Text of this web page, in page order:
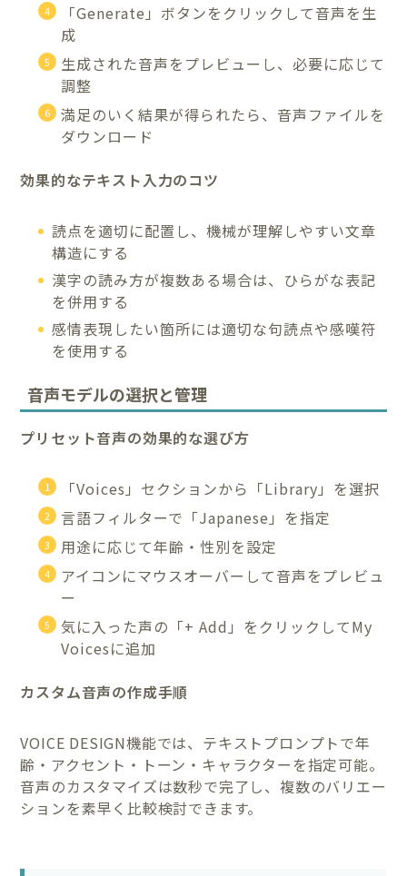
「Generate」ボタンをクリックして音声を生
成
生成された音声をプレビューし、必要に応じて
調整
満足のいく結果が得られたら、音声ファイルを
ダウンロード
効果的なテキスト入力のコツ
読点を適切に配置し、機械が理解しやすい文章
構造にする
漢字の読み方が複数ある場合は、ひらがな表記
を併用する
感情表現したい箇所には適切な句読点や感嘆符
を使用する
音声モデルの選択と管理
プリセット音声の効果的な選び方
「Voices」セクションから「Library」を選択
言語フィルターで「Japanese」を指定
用途に応じて年齢・性別を設定
アイコンにマウスオーバーして音声をプレビュ
ー
気に入った声の「+ Add」をクリックしてMy
Voicesに追加
カスタム音声の作成手順
VOICE DESIGN機能では、テキストプロンプトで年
齢・アクセント・トーン・キャラクターを指定可能。
音声のカスタマイズは数秒で完了し、複数のバリエー
ションを素早く比較検討できます。